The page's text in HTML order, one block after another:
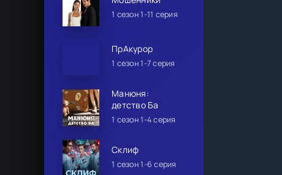
1 сезон 1-11 серия
ПрАкурор
1 сезон 1-7 серия
Манюня:
детство Ба
1 сезон 1-4 серия
Склиф
1 сезон 1-6 серия